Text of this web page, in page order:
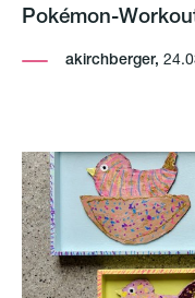
Pokémon-
akirchberger,